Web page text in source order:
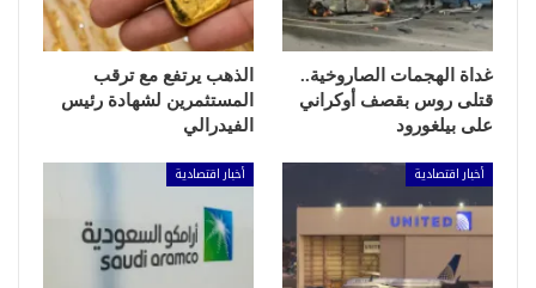
غداة الهجمات الصاروخية..
قتلى روس بقصف أوكراني
على بيلغورود
الذهب يرتفع مع ترقب
المستثمرين لشهادة رئيس
الفيدرالي
أخبار اقتصادية أخبار اقتصادية